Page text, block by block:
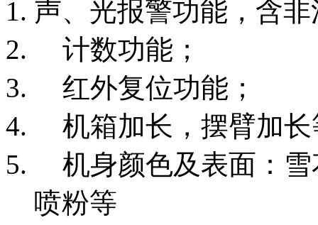
声、光报警功能，含
计数功能；
红外复位功能；
机箱加长，摆臂加长
机身颜色及表面：雪
喷粉等